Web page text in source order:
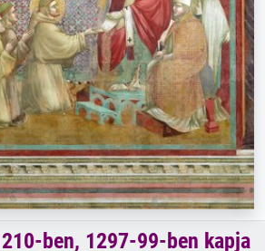
ben, 1297-99-ben kapja